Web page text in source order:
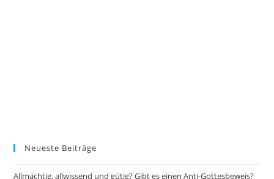
Neueste Beiträge
Allmächtig, allwissend und gütig? Gibt es einen Anti-Gottesbeweis?